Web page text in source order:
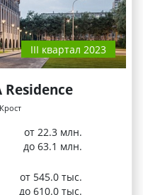
III квартал 2023
Крост
от 22.3 млн.
до 63.1 млн.
от 545.0 тыс.
до 610.0 тыс.